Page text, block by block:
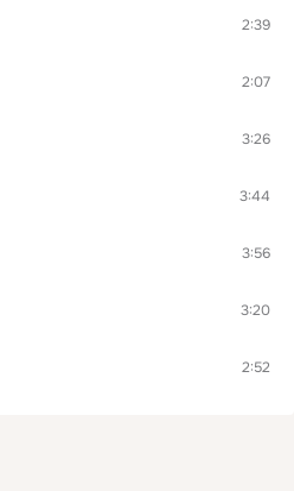
2:39
2:07
3:26
3:44
3:56
3:20
2:52